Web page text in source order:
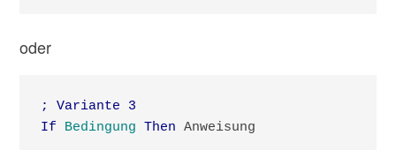
oder
; Variante 3
If
Bedingung Then Anweisung